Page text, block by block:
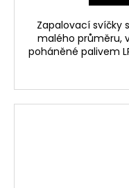
Zapalovací svíčky
malého průměru,
poháněné palivem